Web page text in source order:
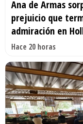
Ana de Armas
prejuicio que
admiración en
Hace 20 horas